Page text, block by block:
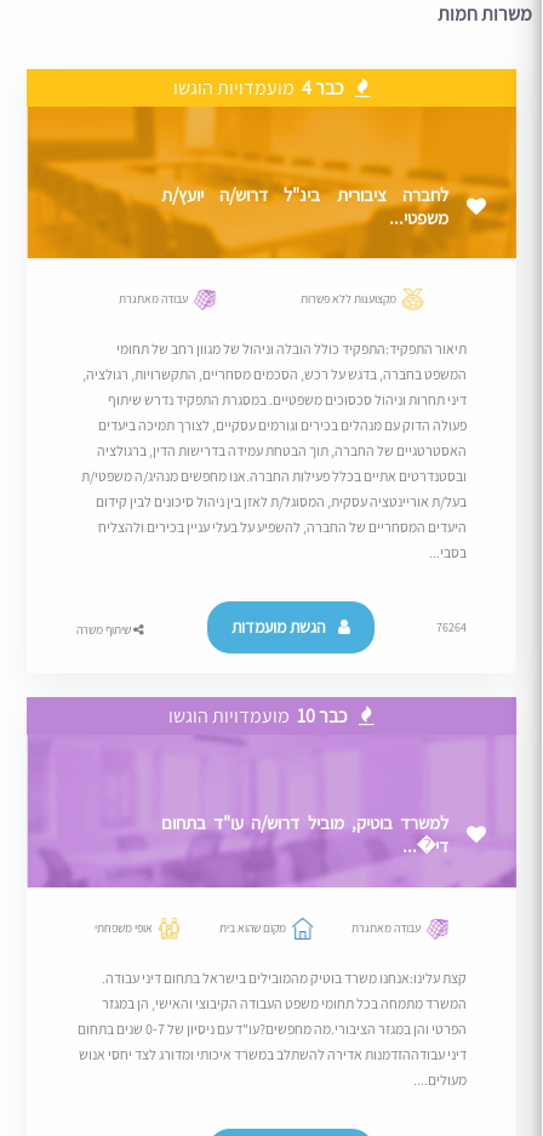
משרות חמות
כבר 4 מועמדויות הוגשו
לחברה ציבורית בינ"ל דרוש/ה יועץ/ת
משפטי...
מקצוענות ללא פשרות עבודה מאתגרת
תיאור התפקיד:התפקיד כולל הובלה וניהול של מגוון רחב של תחומי
המשפט בחברה, בדגש על רכש, הסכמים מסחריים, התקשרויות, רגולציה,
דיני תחרות וניהול סכסוכים משפטיים. במסגרת התפקיד נדרש שיתוף
פעולה הדוק עם מנהלים בכירים וגורמים עסקיים, לצורך תמיכה ביעדים
האסטרטגיים של החברה, תוך הבטחת עמידה בדרישות הדין, ברגולציה
ובסטנדרטים אתיים בכלל פעילות החברה.אנו מחפשים מנהיג/ה משפטי/ת
בעל/ת אוריינטציה עסקית, המסוגל/ת לאזן בין ניהול סיכונים לבין קידום
היעדים המסחריים של החברה, להשפיע על בעלי עניין בכירים ולהצליח
בסבי...
76264 הגשת מועמדות שיתוף משרה
כבר 10 מועמדויות הוגשו
למשרד בוטיק, מוביל דרוש/ה עו"ד בתחום
די�...
עבודה מאתגרת מקום שהוא בית אופי משפחתי
קצת עלינו:אנחנו משרד בוטיק מהמובילים בישראל בתחום דיני עבודה.
המשרד מתמחה בכל תחומי משפט העבודה הקיבוצי והאישי, הן במגזר
הפרטי והן במגזר הציבורי.מה מחפשים?עו"ד עם ניסיון של 0-7 שנים בתחום
דיני עבודההזדמנות אדירה להשתלב במשרד איכותי ומדורג לצד יחסי אנוש
מעולים....